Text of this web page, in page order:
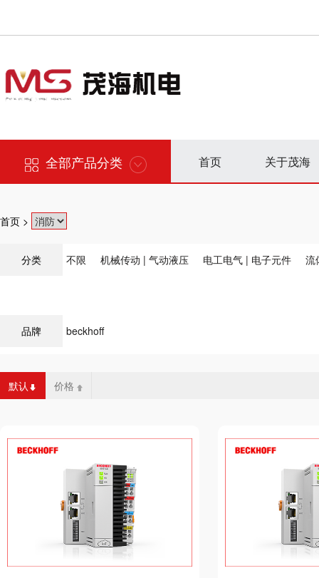
全部产品分类 首页 关于茂海
首页 >
分类 不限 机械传动 | 气动液压 电工电气 | 电子元件 流
品牌 beckhoff
默认 价格